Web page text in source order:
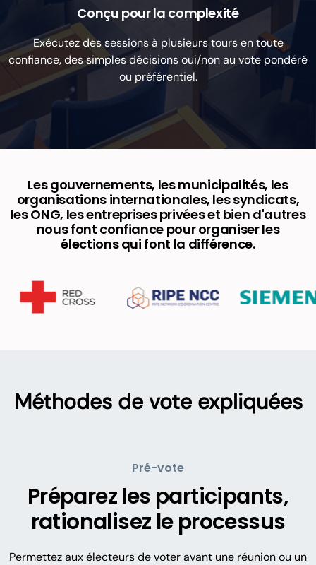
Conçu pour la complexité
Exécutez des sessions à plusieurs tours en toute
confiance, des simples décisions oui/non au vote pondéré
ou préférentiel.
Les gouvernements, les municipalités, les
organisations internationales, les syndicats,
les ONG, les entreprises privées et bien d'autres
nous font confiance pour organiser les
élections qui font la différence.
Méthodes de vote expliquées
Pré-vote
Préparez les participants,
rationalisez le processus
Permettez aux électeurs de voter avant une réunion ou un